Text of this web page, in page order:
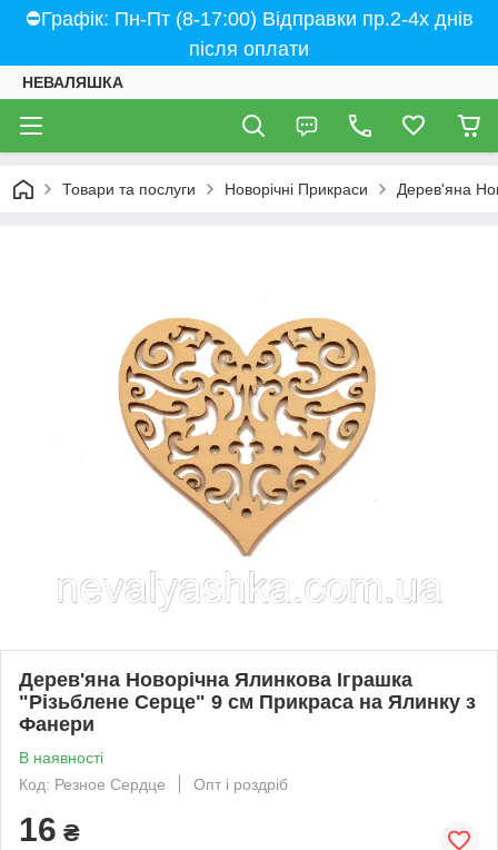
⛔Графік: Пн-Пт (8-17:00) Відправки пр.2-4х днів
після оплати
НЕВАЛЯШКА
Товари та послуги Новорічні Прикраси Дерев'яна
Дерев'яна Новорічна Ялинкова Іграшка
"Різьблене Серце" 9 см Прикраса на Ялинку з
Фанери
В наявності
Код: Резное Сердце
Опт і роздріб
16 ₴